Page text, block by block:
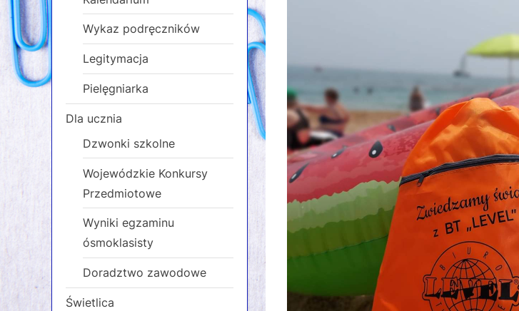
Wykaz podręczników
Legitymacja
Pielęgniarka
Dla ucznia
Dzwonki szkolne
Wojewódzkie Konkursy
Przedmiotowe
Wyniki egzaminu
ósmoklasisty
Doradztwo zawodowe
Świetlica